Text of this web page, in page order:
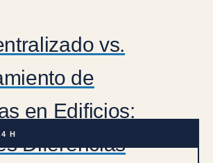
vs.
de
en Edificios:
Diferencias
H